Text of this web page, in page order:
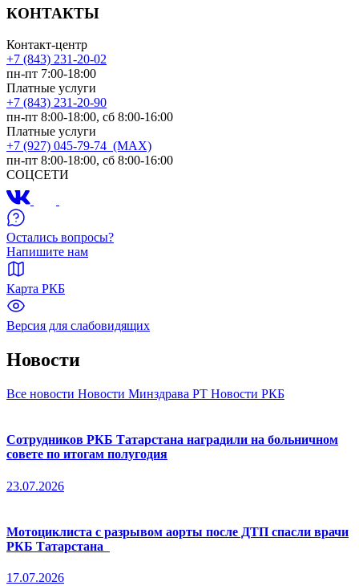
КОНТАКТЫ
Контакт-центр
+7 (843) 231-20-02
пн-пт 7:00-18:00
Платные услуги
+7 (843) 231-20-90
пн-пт 8:00-18:00, сб 8:00-16:00
Платные услуги
+7 (927) 045-79-74 (MAX)
пн-пт 8:00-18:00, сб 8:00-16:00
СОЦСЕТИ
Остались вопросы?
Напишите нам
Карта РКБ
Версия для слабовидящих
Новости
Все новости Новости Минздрава РТ Новости РКБ
Сотрудников РКБ Татарстана наградили на больничном
совете по итогам полугодия
23.07.2026
Мотоциклиста с разрывом аорты после ДТП спасли врачи
РКБ Татарстана
17.07.2026